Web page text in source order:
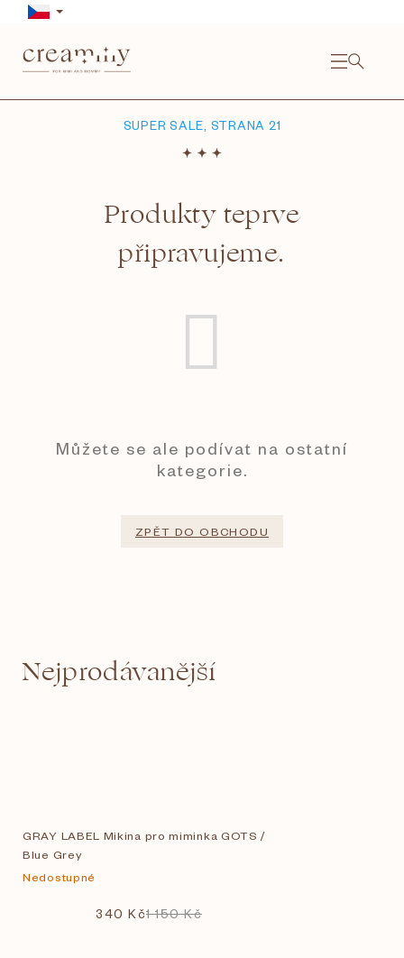
Přejít
SUPER SALE , STRANA 21
Produkty teprve
připravujeme.
Můžete se ale podívat na ostatní
kategorie.
ZPĚT DO OBCHODU
Nejprodávanější
GRAY LABEL Mikina pro miminka GOTS /
Blue Grey
Nedostupné
340 Kč1 150 Kč